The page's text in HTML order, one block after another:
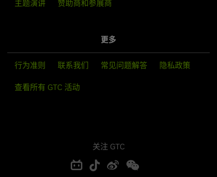
主题演讲 赞助商和参展商
更多
行为准则 联系我们 常见问题解答 隐私政策
查看所有 GTC 活动
关注 GTC